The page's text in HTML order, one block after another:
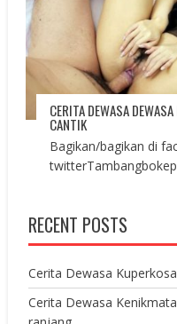
CERITA DEWASA
CANTIK
Bagikan/bagikan di
RECENT POSTS
Cerita Dewasa
Cerita Dewasa